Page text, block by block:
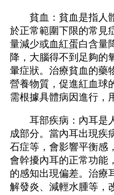
貧血：貧血是指人
於正常範圍下限的常見
量減少或血紅蛋白含量
降，大腦得不到足夠的
暈症狀。治療貧血的藥
營養物質，促進紅血球
需根據具體病因進行，
耳部疾病：內耳是
成部分。當內耳出現疾
石症等，會影響平衡感
會幹擾內耳的正常功能
的感知出現偏差。治療
解發炎、減輕水腫等，